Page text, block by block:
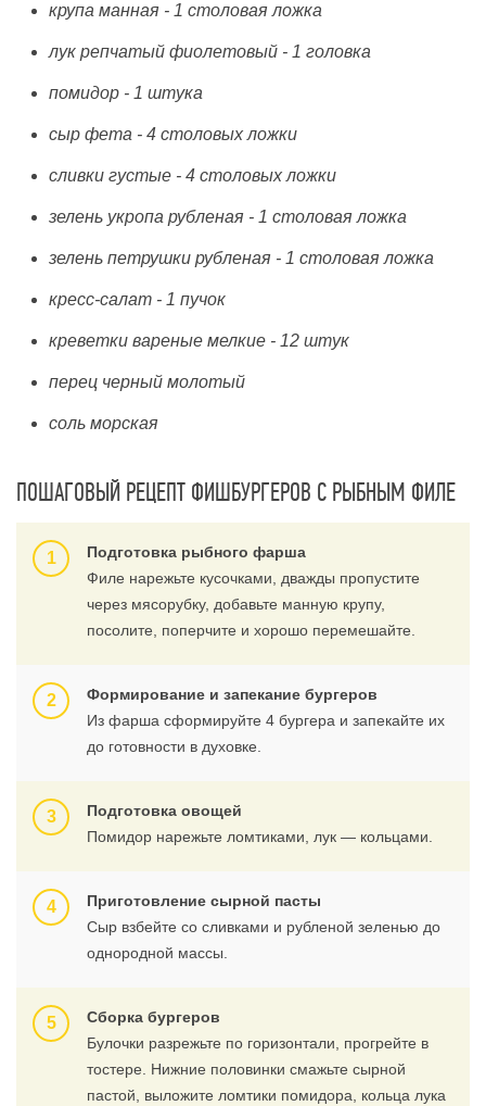
крупа манная - 1 столовая ложка
лук репчатый фиолетовый - 1 головка
помидор - 1 штука
сыр фета - 4 столовых ложки
сливки густые - 4 столовых ложки
зелень укропа рубленая - 1 столовая ложка
зелень петрушки рубленая - 1 столовая ложка
кресс-салат - 1 пучок
креветки вареные мелкие - 12 штук
перец черный молотый
соль морская
ПОШАГОВЫЙ РЕЦЕПТ ФИШБУРГЕРОВ С РЫБНЫМ ФИЛЕ
Подготовка рыбного фарша
Филе нарежьте кусочками, дважды пропустите
через мясорубку, добавьте манную крупу,
посолите, поперчите и хорошо перемешайте.
Формирование и запекание бургеров
Из фарша сформируйте 4 бургера и запекайте их
до готовности в духовке.
Подготовка овощей
Помидор нарежьте ломтиками, лук — кольцами.
Приготовление сырной пасты
Сыр взбейте со сливками и рубленой зеленью до
однородной массы.
Сборка бургеров
Булочки разрежьте по горизонтали, прогрейте в
тостере. Нижние половинки смажьте сырной
пастой, выложите ломтики помидора, кольца лука